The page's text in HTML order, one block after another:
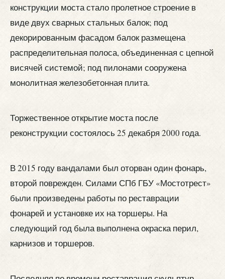
конструкции моста стало пролетное строение в
виде двух сварных стальных балок; под
декорированным фасадом балок размещена
распределительная полоса, объединенная с цепной
висячей системой; под пилонами сооружена
монолитная железобетонная плита.
Торжественное открытие моста после
реконструкции состоялось 25 декабря 2000 года.
В 2015 году вандалами был оторван один фонарь,
второй поврежден. Силами СПб ГБУ «Мостотрест»
были произведены работы по реставрации
фонарей и установке их на торшеры. На
следующий год была выполнена окраска перил,
карнизов и торшеров.